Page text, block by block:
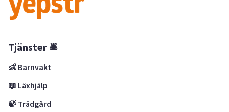
Tjänster 🛎
👶 Barnvakt
📖 Läxhjälp
🍃 Trädgård